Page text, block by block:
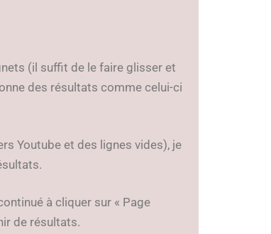
(il suffit de le faire glisser et
des résultats comme celui-ci
Youtube et des lignes vides), je
à cliquer sur « Page
de résultats.